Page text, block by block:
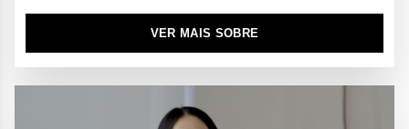
VER MAIS SOBRE